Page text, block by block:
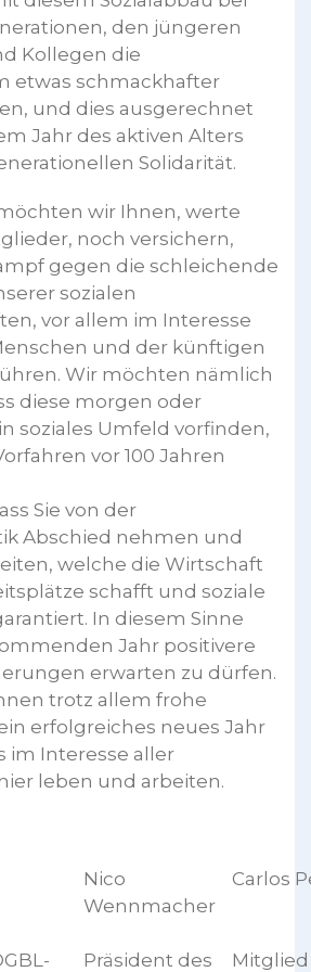
den jüngeren
Kollegen die
etwas schmackhafter
und dies ausgerechnet
Jahr des aktiven Alters
Solidarität.
wir Ihnen, werte
noch versichern,
gegen die schleichende
sozialen
vor allem im Interesse
und der künftigen
Wir möchten nämlich
diese morgen oder
soziales Umfeld vorfinden,
vor 100 Jahren
Sie von der
Abschied nehmen und
welche die Wirtschaft
schafft und soziale
In diesem Sinne
Jahr positivere
erwarten zu dürfen.
trotz allem frohe
erfolgreiches neues Jahr
im Interesse aller
leben und arbeiten.
Nico
Wennmacher
Carlos
Präsident des